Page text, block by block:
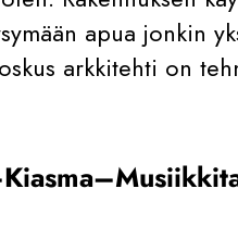
apua jonkin
arkkitehti on